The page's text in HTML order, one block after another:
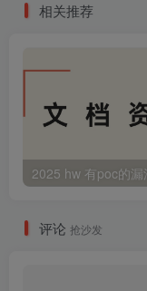
相关推荐
2025 hw 有poc的漏
评论 抢沙发